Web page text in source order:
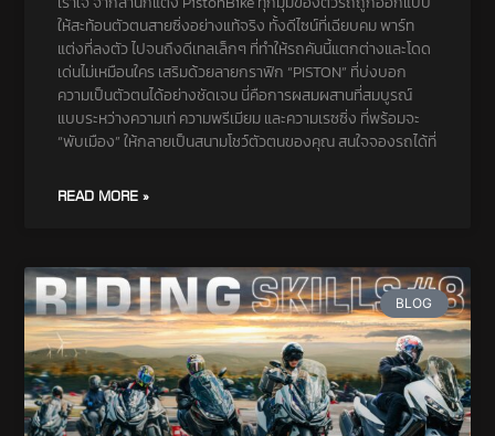
ให้สะท้อนตัวตนสายซิ่งอย่างแท้จริง ทั้งดีไซน์ที่เฉียบคม พาร์ท
แต่งที่ลงตัว ไปจนถึงดีเทลเล็กๆ ที่ทำให้รถคันนี้แตกต่างและโดด
เด่นไม่เหมือนใคร เสริมด้วยลายกราฟิก “PISTON” ที่บ่งบอก
ความเป็นตัวตนได้อย่างชัดเจน นี่คือการผสมผสานที่สมบูรณ์
แบบระหว่างความเท่ ความพรีเมียม และความเรซซิ่ง ที่พร้อมจะ
“พับเมือง” ให้กลายเป็นสนามโชว์ตัวตนของคุณ สนใจจองรถได้ที่
READ MORE »
BLOG